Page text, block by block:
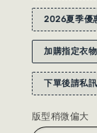
2026夏季優
加購指定衣
下單後請私
版型稍微偏大